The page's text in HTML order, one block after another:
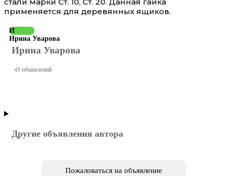
применяется для деревянных ящиков.
И
Ирина Уварова
Ирина Уварова
45 объявлений
Другие объявления автора
Пожаловаться на объявление